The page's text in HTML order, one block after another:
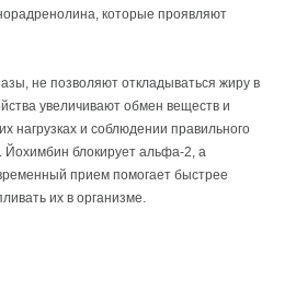
которые проявляют
не позволяют откладываться жиру в
увеличивают обмен веществ и
нагрузках и соблюдении правильного
Йохимбин блокирует альфа-2, а
прием помогает быстрее
их в организме.